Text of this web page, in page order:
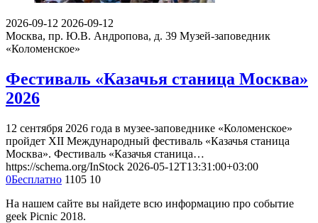
2026-09-12 2026-09-12
Москва, пр. Ю.В. Андропова, д. 39 Музей-заповедник
«Коломенское»
Фестиваль «Казачья станица Москва»
2026
12 сентября 2026 года в музее-заповеднике «Коломенское»
пройдет XII Международный фестиваль «Казачья станица
Москва». Фестиваль «Казачья станица…
https://schema.org/InStock 2026-05-12T13:31:00+03:00
0Бесплатно 1105 10
На нашем сайте вы найдете всю информацию про событие
geek Picnic 2018.